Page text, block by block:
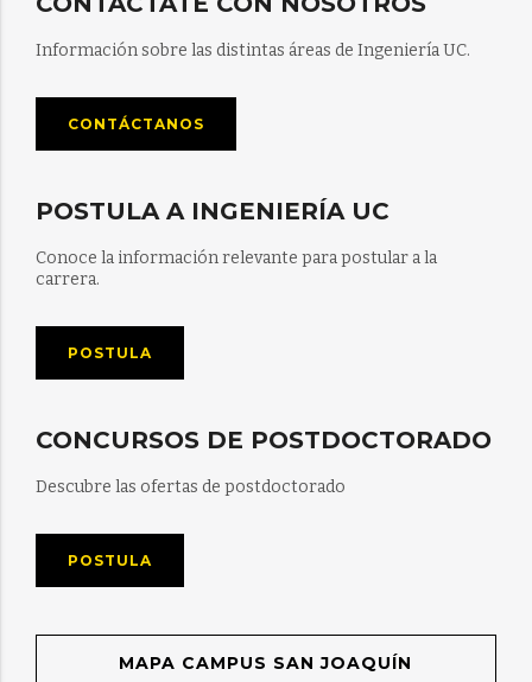
Información sobre las distintas áreas de Ingeniería UC.
CONTÁCTANOS
POSTULA A INGENIERÍA UC
Conoce la información relevante para postular a la
carrera.
POSTULA
CONCURSOS DE POSTDOCTORADO
Descubre las ofertas de postdoctorado
POSTULA
MAPA CAMPUS SAN JOAQUÍN